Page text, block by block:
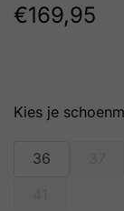
€169,95
36